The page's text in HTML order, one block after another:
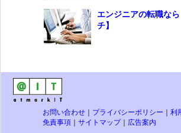
エンジニアの転職な
チ】
お問い合わせ プライバシーポリシー 利
免責事項
サイトマップ｜ 広告案内